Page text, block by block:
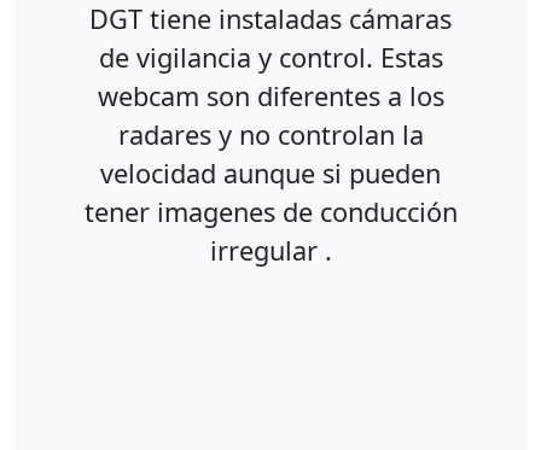
DGT tiene instaladas cámaras
de vigilancia y control. Estas
webcam son diferentes a los
radares y no controlan la
velocidad aunque si pueden
tener imagenes de conducción
irregular .